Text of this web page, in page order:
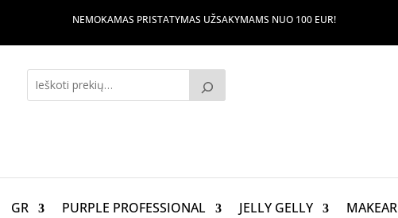
NEMOKAMAS PRISTATYMAS UŽSAKYMAMS NUO 100 EUR!
GR PURPLE PROFESSIONAL JELLY GELLY MAKEAR